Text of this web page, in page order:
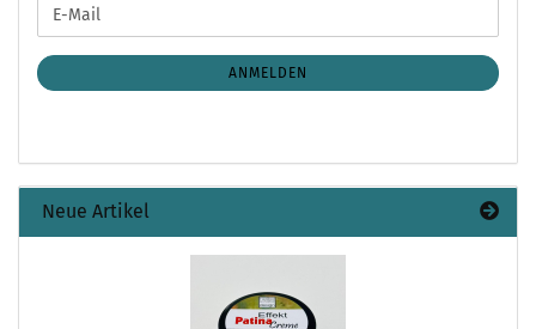
ZUR
ANMELDUNG
E-
Mail
ANMELDEN
Neue Artikel